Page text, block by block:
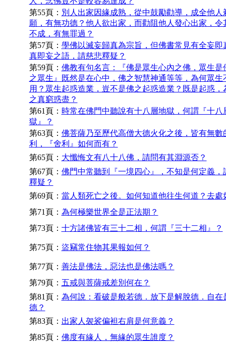
第55頁： 別人出家因緣成熟，從中鼓勵勸導，成全他人
願，有無功德？他人欲出家，而勸阻他人發心出家，令
不成，有無罪過？
第57頁： 學佛以滅妄歸真為宗旨，但佛書常見有全妄即
真即妄之語，請慈悲釋疑？
第59頁： 佛教有句名言：『佛是眾生心內之佛，眾生是
之眾生』既然是在心中，佛之智慧神通等等，為何眾生
用？眾生起惑造業，豈不是佛之起惑造業？既是起惑，
之真窮惑盡？
第61頁： 時常在佛門中聽說有十八層地獄，何謂『十八
獄』？
第63頁： 佛菩薩乃至歷代高僧大德火化之後，皆有無數
利，『舍利』如何而有？
第65頁： 大懺悔文有八十八佛，請問有其淵源否？
第67頁： 佛門中常聽到『一境四心』，不知是何定義，
釋疑？
第69頁： 當人類死亡之後。如何知道他往生何道？去處
第71頁： 為何極樂世界全是正法期？
第73頁： 十方諸佛皆有三十二相，何謂『三十二相』？
第75頁： 盜竊常住物其果報如何？
第77頁： 善法是佛法，惡法也是佛法嗎？
第79頁： 五戒與菩薩戒差別何在？
第81頁： 為何說：看破是般若德．放下是解脫德．自在
德？
第83頁： 出家人袈裟偏袒右肩是何意義？
第85頁： 佛度有緣人，無緣的眾生誰度？